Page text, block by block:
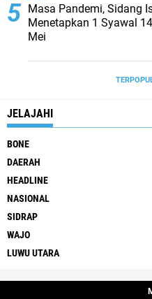
Masa Pandemi, Sidang
Menetapkan 1 Syawal
Mei
JELAJAHI
BONE
DAERAH
HEADLINE
NASIONAL
SIDRAP
WAJO
LUWU UTARA
Stay